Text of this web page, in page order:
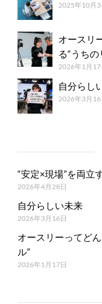
2025年10月3
オースリ
る“うちの
2026年1月17
自分らし
2026年3月16
“安定×現場”を両立
2026年4月28日
自分らしい未来
2026年3月16日
オースリーってど
ル”
2026年1月17日